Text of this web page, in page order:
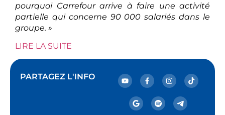
pourquoi Carrefour arrive à faire une activité
partielle qui concerne 90 000 salariés dans le
groupe. »
LIRE LA SUITE
PARTAGEZ L'INFO